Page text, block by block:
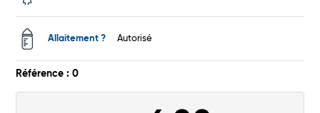
Allaitement ? Autorisé
Référence : 0